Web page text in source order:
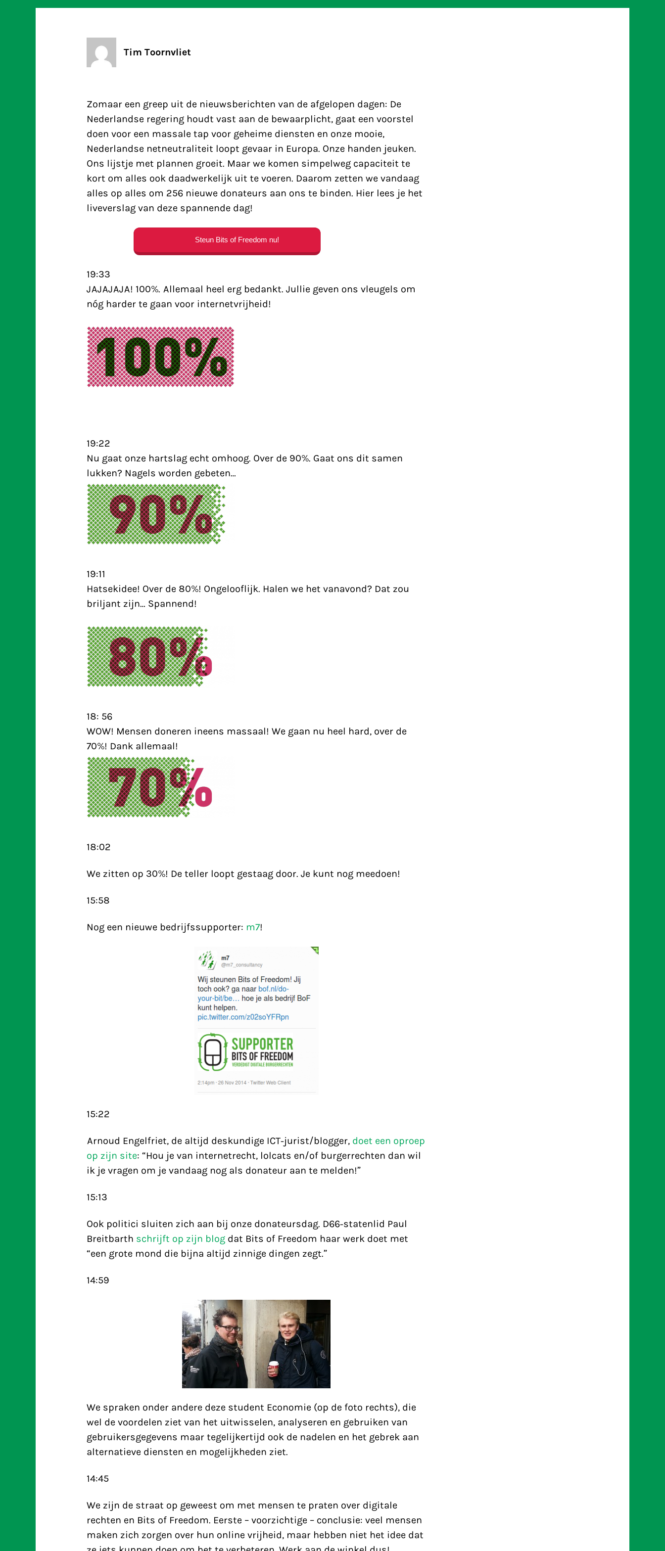
Tim Toornvliet
Zomaar een greep uit de nieuwsberichten van de afgelopen dagen: De
Nederlandse regering houdt vast aan de bewaarplicht, gaat een voorstel
doen voor een massale tap voor geheime diensten en onze mooie,
Nederlandse netneutraliteit loopt gevaar in Europa. Onze handen jeuken.
Ons lijstje met plannen groeit. Maar we komen simpelweg capaciteit te
kort om alles ook daadwerkelijk uit te voeren. Daarom zetten we vandaag
alles op alles om 256 nieuwe donateurs aan ons te binden. Hier lees je het
liveverslag van deze spannende dag!
Steun Bits of Freedom nu!
19:33
JAJAJAJA! 100%. Allemaal heel erg bedankt. Jullie geven ons vleugels om
nóg harder te gaan voor internetvrijheid!
19:22
Nu gaat onze hartslag echt omhoog. Over de 90%. Gaat ons dit samen
lukken? Nagels worden gebeten…
19:11
Hatsekidee! Over de 80%! Ongelooflijk. Halen we het vanavond? Dat zou
briljant zijn… Spannend!
18: 56
WOW! Mensen doneren ineens massaal! We gaan nu heel hard, over de
70%! Dank allemaal!
18:02
We zitten op 30%! De teller loopt gestaag door. Je kunt nog meedoen!
15:58
Nog een nieuwe bedrijfssupporter: m7!
15:22
Arnoud Engelfriet, de altijd deskundige ICT-jurist/blogger, doet een oproep
op zijn site: “Hou je van internetrecht, lolcats en/of burgerrechten dan wil
ik je vragen om je vandaag nog als donateur aan te melden!”
15:13
Ook politici sluiten zich aan bij onze donateursdag. D66-statenlid Paul
Breitbarth schrijft op zijn blogdat Bits of Freedom haar werk doet met
“een grote mond die bijna altijd zinnige dingen zegt.”
14:59
We spraken onder andere deze student Economie (op de foto rechts), die
wel de voordelen ziet van het uitwisselen, analyseren en gebruiken van
gebruikersgegevens maar tegelijkertijd ook de nadelen en het gebrek aan
alternatieve diensten en mogelijkheden ziet.
14:45
We zijn de straat op geweest om met mensen te praten over digitale
rechten en Bits of Freedom. Eerste – voorzichtige – conclusie: veel mensen
maken zich zorgen over hun online vrijheid, maar hebben niet het idee dat